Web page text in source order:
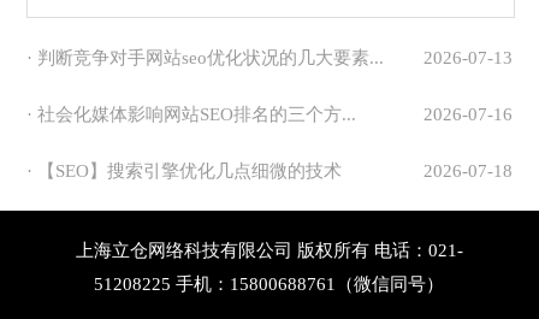
2026-07-13
· 判断竞争对手网站seo优化状况的几大要素...
2026-07-16
· 社会化媒体影响网站SEO排名的三个方...
2026-07-18
· 【SEO】搜索引擎优化几点细微的技术
上海立仓网络科技有限公司 版权所有 电话：021-
51208225 手机：15800688761（微信同号）